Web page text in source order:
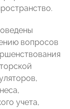
вопросов
учета,